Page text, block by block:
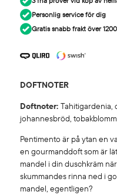
Personlig service för dig
Gratis snabb frakt över
DOFTNOTER
Doftnoter:Tahitigardenia,
johannesbröd,
Pentimento är på ytan en
en gourmanddoft som är
mandel i din duschkräm
skummandes rinna ned i
mandel, egentligen?